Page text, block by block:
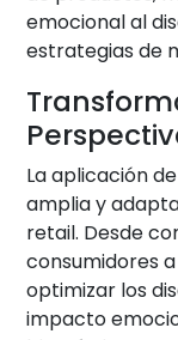
emocional al
estrategias de
La aplicación
amplia y
retail. Desde
consumidores
optimizar los
impacto